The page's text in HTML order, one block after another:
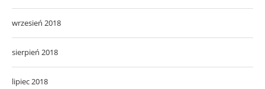
wrzesień 2018
sierpień 2018
lipiec 2018